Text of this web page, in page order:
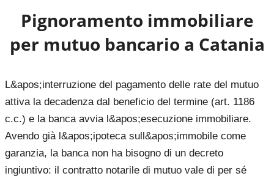
Pignoramento immobiliare
per mutuo bancario a Catania
L&apos;interruzione del pagamento delle rate del mutuo
attiva la decadenza dal beneficio del termine (art. 1186
c.c.) e la banca avvia l&apos;esecuzione immobiliare.
Avendo già l&apos;ipoteca sull&apos;immobile come
garanzia, la banca non ha bisogno di un decreto
ingiuntivo: il contratto notarile di mutuo vale di per sé